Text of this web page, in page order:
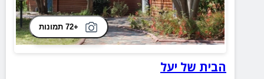
+72 תמונות
הבית של יעל